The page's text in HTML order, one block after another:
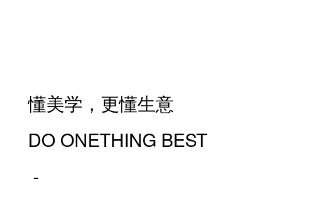
懂美学，更懂生意
DO ONETHING BEST
-